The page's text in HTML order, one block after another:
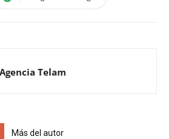
Agencia Telam
Más del autor